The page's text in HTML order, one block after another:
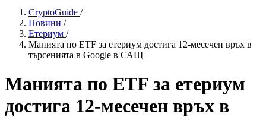
CryptoGuide /
Новини /
Етериум /
Манията по ETF за етериум достига 12-месечен връх в
търсенията в Google в САЩ
Манията по ETF за етериум
достига 12-месечен връх в